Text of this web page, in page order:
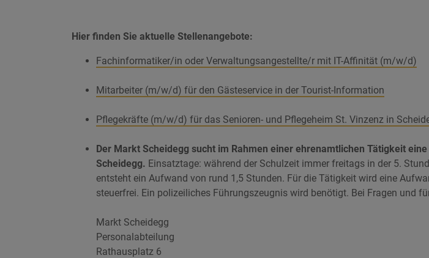
Hier finden Sie aktuelle Stellenangebote:
Fachinformatiker/in oder Verwaltungsangestellte/r mit IT-Affinität (m/w/d)
Mitarbeiter (m/w/d) für den Gästeservice in der Tourist-Information
Pflegekräfte (m/w/d) für das Senioren- und Pflegeheim St. Vinzenz in
Der Markt Scheidegg sucht im Rahmen einer ehrenamtlichen Tätigkeit
Scheidegg. Einsatztage: während der Schulzeit immer freitags in der 5.
entsteht ein Aufwand von rund 1,5 Stunden. Für die Tätigkeit wird eine
steuerfrei. Ein polizeiliches Führungszeugnis wird benötigt. Bei Fragen und
Markt Scheidegg
Personalabteilung
Rathausplatz 6